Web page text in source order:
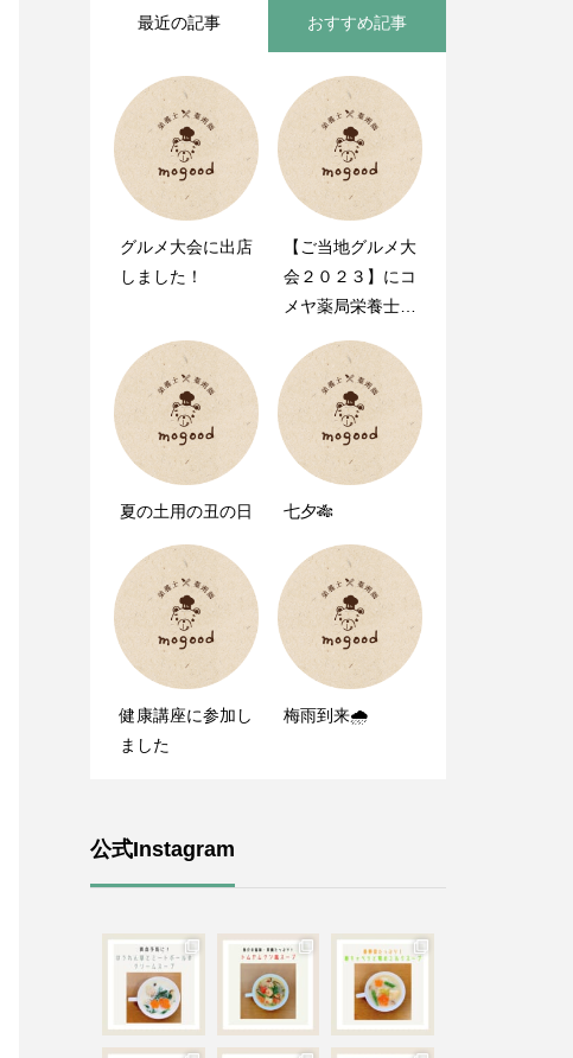
最近の記事 おすすめ記事
グルメ大会に出店
しました！
【ご当地グルメ大
会２０２３】にコ
メヤ薬局栄養士が
夏の土用の丑の日 七夕🎋
健康講座に参加し
ました
梅雨到来🌧
mogood（モグ
ゥ）の公式サイト
公式Instagram